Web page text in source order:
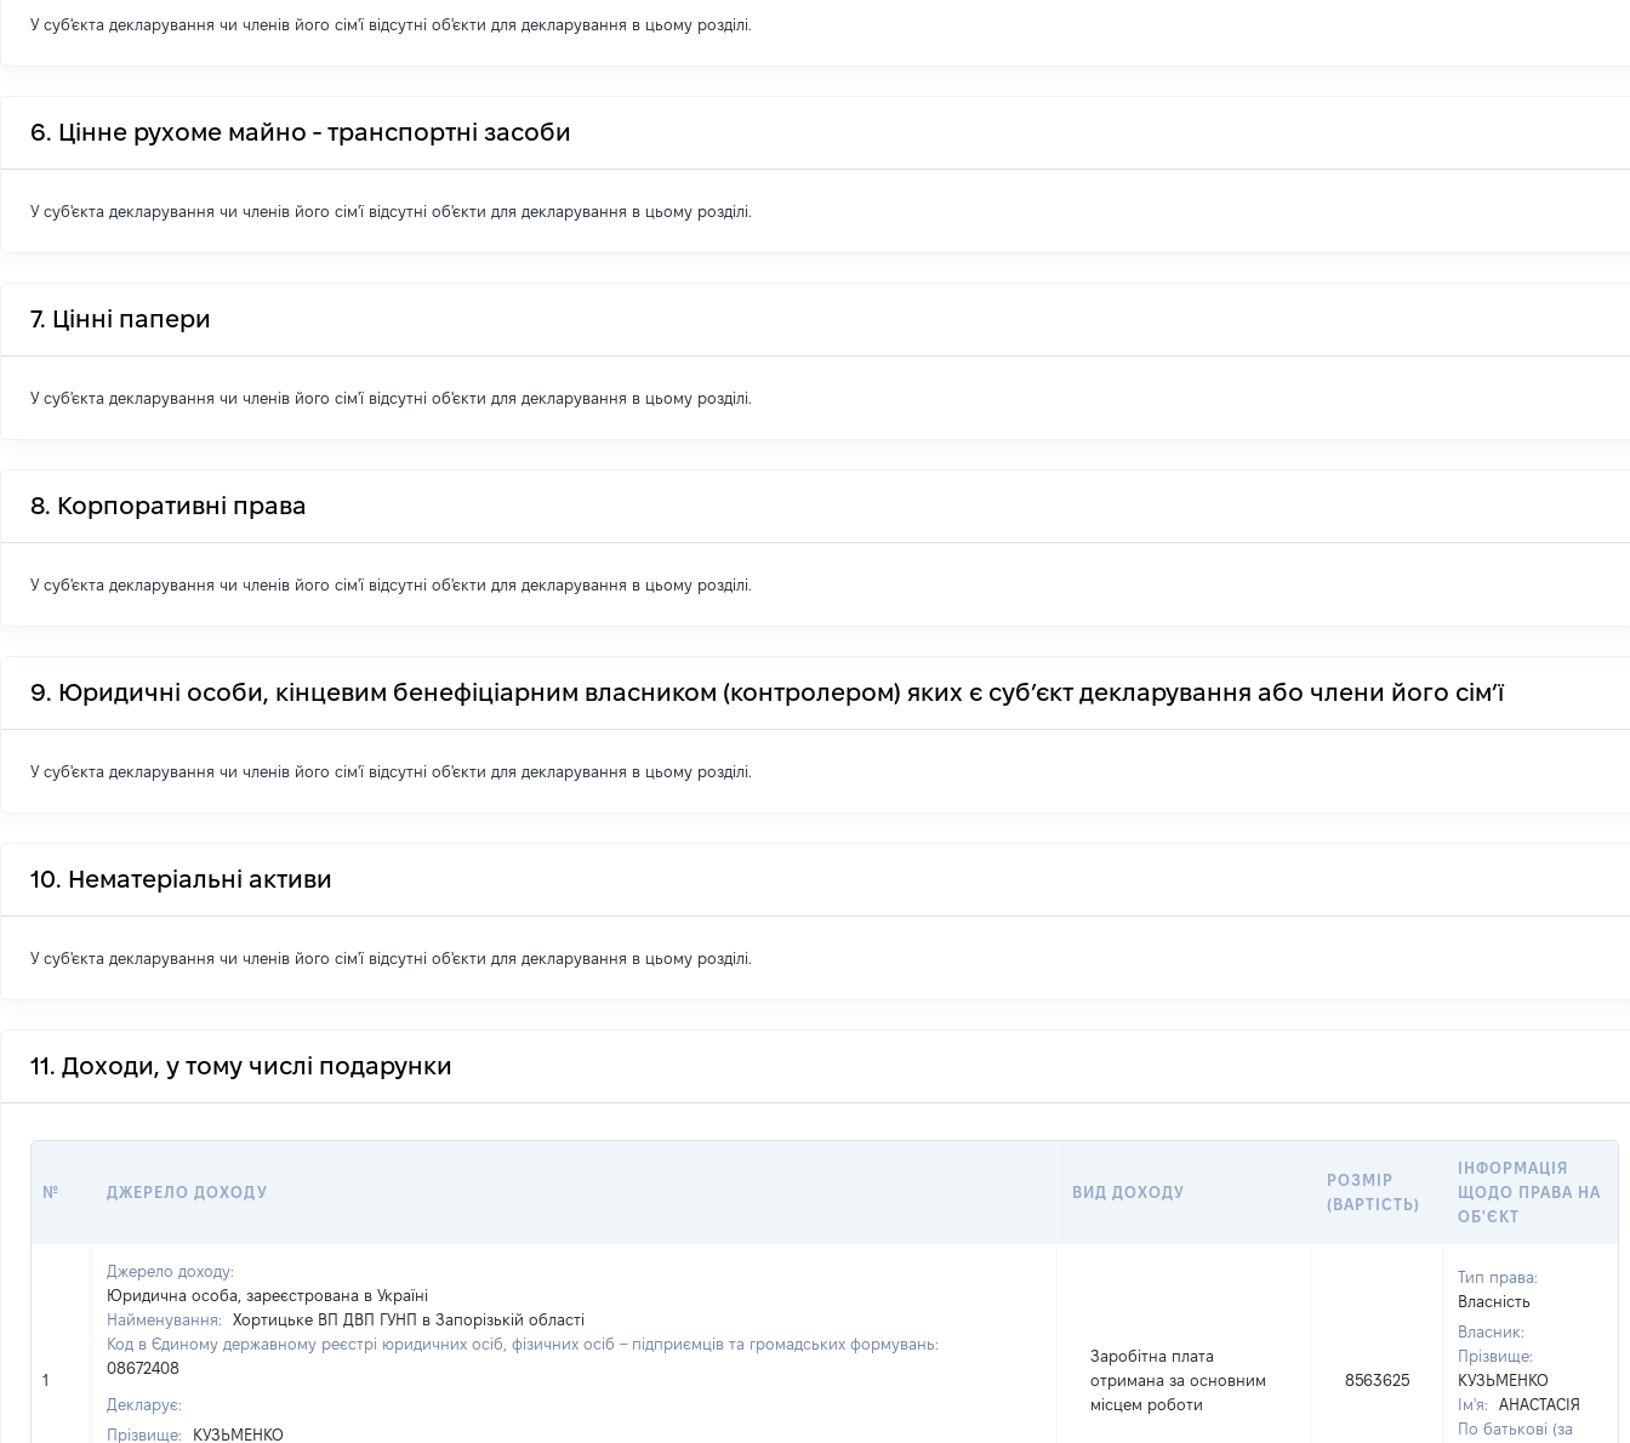
У суб'єкта декларування чи членів його сім'ї відсутні об'єкти для декларування в цьому розділі.
6. Цінне рухоме майно - транспортні засоби
У суб'єкта декларування чи членів його сім'ї відсутні об'єкти для декларування в цьому розділі.
7. Цінні папери
У суб'єкта декларування чи членів його сім'ї відсутні об'єкти для декларування в цьому розділі.
8. Корпоративні права
У суб'єкта декларування чи членів його сім'ї відсутні об'єкти для декларування в цьому розділі.
9. Юридичні особи, кінцевим бенефіціарним власником (контролером) яких є суб’єкт декларування або члени його сім’ї
У суб'єкта декларування чи членів його сім'ї відсутні об'єкти для декларування в цьому розділі.
10. Нематеріальні активи
У суб'єкта декларування чи членів його сім'ї відсутні об'єкти для декларування в цьому розділі.
11. Доходи, у тому числі подарунки
№ ДЖЕРЕЛО ДОХОДУ ВИД ДОХОДУ
РОЗМІР
(ВАРТІСТЬ)
ІНФОРМАЦІЯ
ЩОДО ПРАВА НА
ОБ'ЄКТ
1
Джерело доходу:
Юридична особа, зареєстрована в Україні
Найменування:
Хортицьке ВП ДВП ГУНП в Запорізькій області
Код в Єдиному державному реєстрі юридичних осіб, фізичних осіб – підприємців та громадських формувань:
08672408
Декларує:
Прізвище:
КУЗЬМЕНКО
Заробітна плата
отримана за основним
місцем роботи
8563625
Тип права:
Власність
Власник:
Прізвище:
КУЗЬМЕНКО
Ім'я:
АНАСТАСІЯ
По батькові (за